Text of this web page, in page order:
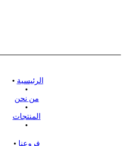
• الرئيسية
•
من نحن
•
المنتجات
•
• فروعنا